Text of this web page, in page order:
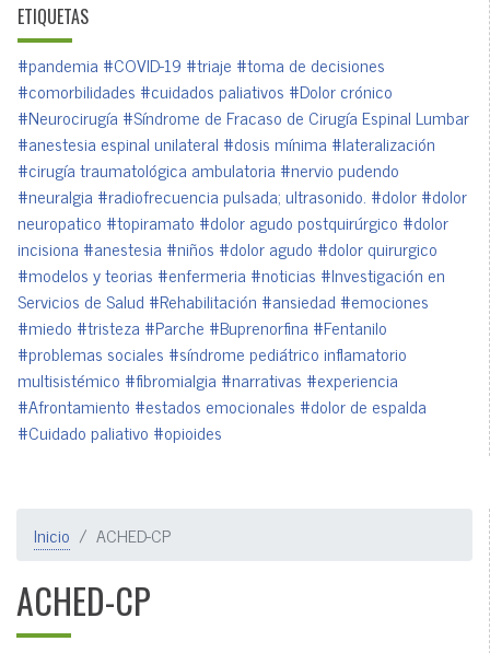
ETIQUETAS
#pandemia #COVID-19 #triaje #toma de decisiones
#comorbilidades #cuidados paliativos #Dolor crónico
#Neurocirugía #Síndrome de Fracaso de Cirugía Espinal Lumbar
#anestesia espinal unilateral #dosis mínima #lateralización
#cirugía traumatológica ambulatoria #nervio pudendo
#neuralgia #radiofrecuencia pulsada; ultrasonido. #dolor#dolor
neuropatico #topiramato #dolor agudo postquirúrgico #dolor
incisiona #anestesia #niños #dolor agudo #dolor quirurgico
#modelos y teorias #enfermeria #noticias #Investigación en
Servicios de Salud #Rehabilitación #ansiedad #emociones
#miedo #tristeza #Parche #Buprenorfina #Fentanilo
#problemas sociales #síndrome pediátrico inflamatorio
multisistémico #fibromialgia #narrativas #experiencia
#Afrontamiento #estados emocionales #dolor de espalda
#Cuidado paliativo #opioides
Inicio ACHED-CP
ACHED-CP